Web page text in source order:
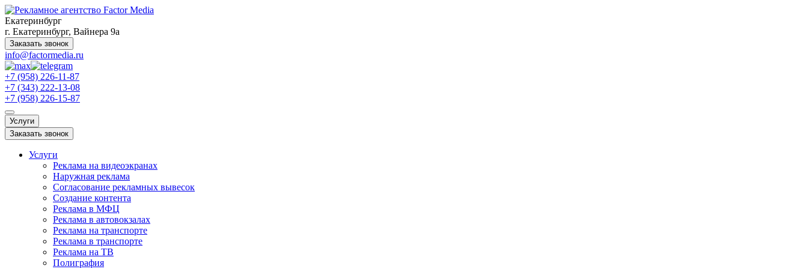
Екатеринбург
г. Екатеринбург, Вайнера 9а
Заказать звонок
info@factormedia.ru
+7 (958) 226-11-87
+7 (343) 222-13-08
+7 (958) 226-15-87
Услуги
Заказать звонок
Услуги
Реклама на видеоэкранах
Наружная реклама
Согласование рекламных вывесок
Создание контента
Реклама в МФЦ
Реклама в автовокзалах
Реклама на транспорте
Реклама в транспорте
Реклама на ТВ
Полиграфия